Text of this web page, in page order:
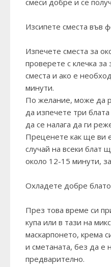
смеси добре и се
Изсипете сместа във
Изпечете сместа за
проверете с клечка
сместа и ако е
минути.
По желание, може да
да изпечете три
да се налага да ги
Преценете как ще ви
случай на всеки блат
около 12-15 минути,
Охладете добре
През това време си
купа или в тази на
маскарпонето, крема
и сметаната, без да е
предварително.